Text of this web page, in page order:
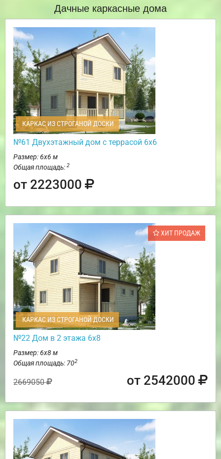
Дачные каркасные дома
КАРКАС ИЗ СТРОГАНОЙ ДОСКИ
№61 Двухэтажный дом с террасой 6х6
Размер: 6х6 м
Общая площадь: 2
от 2223000
ХИТ ПРОДАЖ
КАРКАС ИЗ СТРОГАНОЙ ДОСКИ
№22 Дом в 2 этажа 6х8
Размер: 6х8 м
Общая площадь: 702
2669050 от 2542000